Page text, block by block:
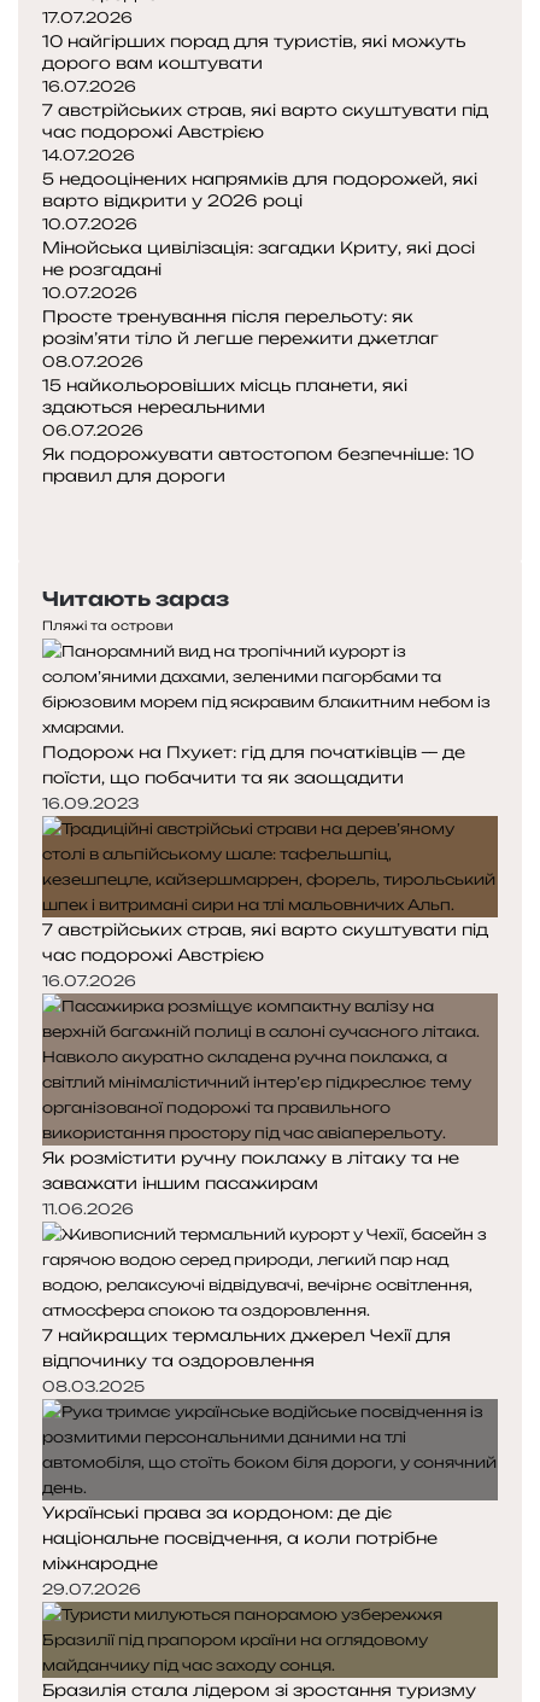
17.07.2026
10 найгірших порад для туристів, які можуть
дорого вам коштувати
16.07.2026
7 австрійських страв, які варто скуштувати під
час подорожі Австрією
14.07.2026
5 недооцінених напрямків для подорожей, які
варто відкрити у 2026 році
10.07.2026
Мінойська цивілізація: загадки Криту, які досі
не розгадані
10.07.2026
Просте тренування після перельоту: як
розім’яти тіло й легше пережити джетлаг
08.07.2026
15 найкольоровіших місць планети, які
здаються нереальними
06.07.2026
Як подорожувати автостопом безпечніше: 10
правил для дороги
Читають зараз
Пляжі та острови
Подорож на Пхукет: гід для початківців — де
поїсти, що побачити та як заощадити
16.09.2023
7 австрійських страв, які варто скуштувати під
час подорожі Австрією
16.07.2026
Як розмістити ручну поклажу в літаку та не
заважати іншим пасажирам
11.06.2026
7 найкращих термальних джерел Чехії для
відпочинку та оздоровлення
08.03.2025
Українські права за кордоном: де діє
національне посвідчення, а коли потрібне
міжнародне
29.07.2026
Бразилія стала лідером зі зростання туризму